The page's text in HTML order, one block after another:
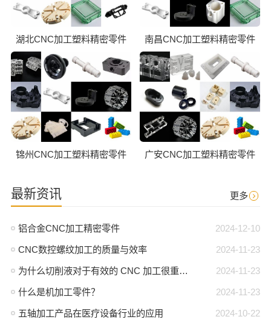
湖北CNC加工塑料精密零件 南昌CNC加工塑料精密零件
锦州CNC加工塑料精密零件 广安CNC加工塑料精密零件
最新资讯 更多
2024-12-10
铝合金CNC加工精密零件
2024-11-23
CNC数控螺纹加工的质量与效率
2024-11-23
为什么切削液对于有效的 CNC 加工很重要？
2024-11-23
什么是机加工零件？
2024-10-22
五轴加工产品在医疗设备行业的应用